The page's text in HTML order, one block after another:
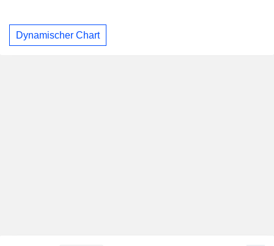
Dynamischer Chart